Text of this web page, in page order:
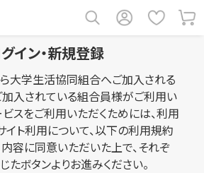
イン・新規登録
ら大学生活協同組合へご加入される
加入されている組合員様がご利用い
スをご利用いただくためには、利用
イト利用について、以下の利用規約
容に同意いただいた上で、それぞ
ボタンよりお進みください。